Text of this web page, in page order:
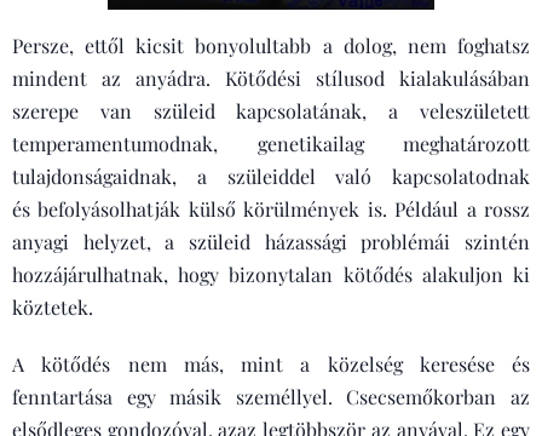
Persze, ettől kicsit bonyolultabb a dolog, nem foghatsz
mindent az anyádra. Kötődési stílusod kialakulásában
szerepe van szüleid kapcsolatának, a veleszületett
temperamentumodnak, genetikailag meghatározott
tulajdonságaidnak, a szüleiddel való kapcsolatodnak
és befolyásolhatják külső körülmények is. Például a rossz
anyagi helyzet, a szüleid házassági problémái szintén
hozzájárulhatnak, hogy bizonytalan kötődés alakuljon ki
köztetek.
A kötődés nem más, mint a közelség keresése és
fenntartása egy másik személlyel. Csecsemőkorban az
elsődleges gondozóval, azaz legtöbbször az anyával. Ez egy